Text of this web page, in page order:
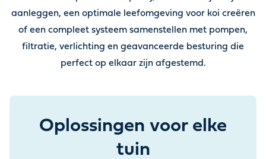
aanleggen, een optimale leefomgeving voor koi creëren
of een compleet systeem samenstellen met pompen,
filtratie, verlichting en geavanceerde besturing die
perfect op elkaar zijn afgestemd .
Oplossingen voor elke
tuin